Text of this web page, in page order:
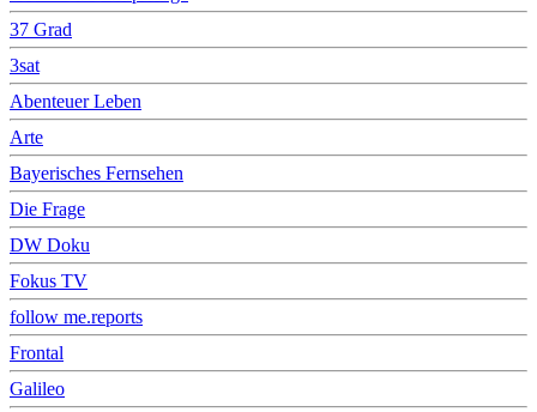
37 Grad
3sat
Abenteuer Leben
Arte
Bayerisches Fernsehen
Die Frage
DW Doku
Fokus TV
follow me.reports
Frontal
Galileo